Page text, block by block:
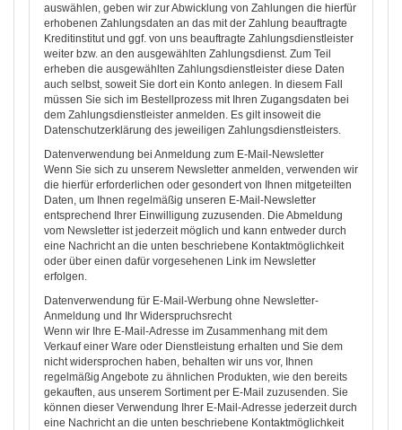
auswählen, geben wir zur Abwicklung von Zahlungen die hierfür
erhobenen Zahlungsdaten an das mit der Zahlung beauftragte
Kreditinstitut und ggf. von uns beauftragte Zahlungsdienstleister
weiter bzw. an den ausgewählten Zahlungsdienst. Zum Teil
erheben die ausgewählten Zahlungsdienstleister diese Daten
auch selbst, soweit Sie dort ein Konto anlegen. In diesem Fall
müssen Sie sich im Bestellprozess mit Ihren Zugangsdaten bei
dem Zahlungsdienstleister anmelden. Es gilt insoweit die
Datenschutzerklärung des jeweiligen Zahlungsdienstleisters.
Datenverwendung bei Anmeldung zum E-Mail-Newsletter
Wenn Sie sich zu unserem Newsletter anmelden, verwenden wir
die hierfür erforderlichen oder gesondert von Ihnen mitgeteilten
Daten, um Ihnen regelmäßig unseren E-Mail-Newsletter
entsprechend Ihrer Einwilligung zuzusenden. Die Abmeldung
vom Newsletter ist jederzeit möglich und kann entweder durch
eine Nachricht an die unten beschriebene Kontaktmöglichkeit
oder über einen dafür vorgesehenen Link im Newsletter
erfolgen.
Datenverwendung für E-Mail-Werbung ohne Newsletter-
Anmeldung und Ihr Widerspruchsrecht
Wenn wir Ihre E-Mail-Adresse im Zusammenhang mit dem
Verkauf einer Ware oder Dienstleistung erhalten und Sie dem
nicht widersprochen haben, behalten wir uns vor, Ihnen
regelmäßig Angebote zu ähnlichen Produkten, wie den bereits
gekauften, aus unserem Sortiment per E-Mail zuzusenden. Sie
können dieser Verwendung Ihrer E-Mail-Adresse jederzeit durch
eine Nachricht an die unten beschriebene Kontaktmöglichkeit